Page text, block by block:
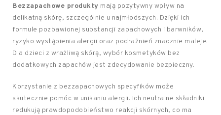
Bezzapachowe produkty mają pozytywny wpływ na
delikatną skórę, szczególnie u najmłodszych. Dzięki ich
formule pozbawionej substancji zapachowych i barwników,
ryzyko wystąpienia alergii oraz podrażnień znacznie maleje.
Dla dzieci z wrażliwą skórą, wybór kosmetyków bez
dodatkowych zapachów jest zdecydowanie bezpieczny.
Korzystanie z bezzapachowych specyfików może
skutecznie pomóc w unikaniu alergii. Ich neutralne składniki
redukują prawdopodobieństwo reakcji skórnych, co ma